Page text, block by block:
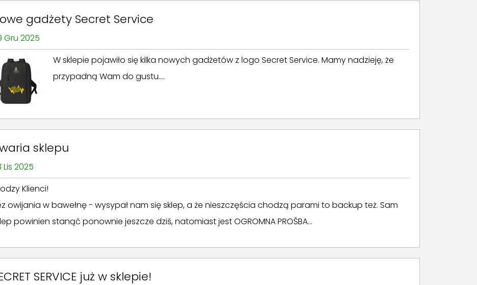
gadżety Secret Service
Gru 2025
W sklepie pojawiło się kilka nowych gadżetów z logo Secret Service. Mamy nadzieję, że
przypadną Wam do gustu....
sklepu
Lis 2025
Klienci!
owijania w bawełnę - wysypał nam się sklep, a że nieszczęścia chodzą parami to backup też. Sam
powinien stanąć ponownie jeszcze dziś, natomiast jest OGROMNA PROŚBA...
SERVICE już w sklepie!